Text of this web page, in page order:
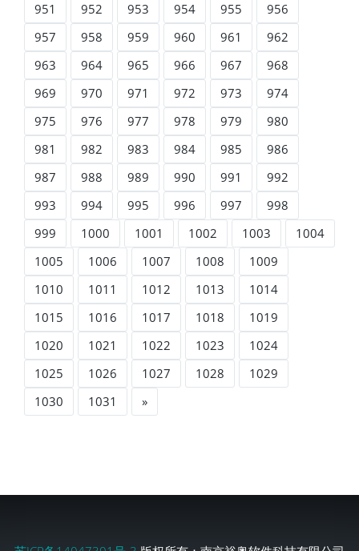
951
952 953 954 955
956
957
958 959 960 961
962
963
964 965 966 967
968
969
970 971 972 973
974
975
976 977 978 979
980
981
982 983 984 985
986
987
988 989 990 991
992
993
994 995 996 997
998
999
1000 1001 1002 1003
1004
1005
1006 1007 1008
1009
1010
1011 1012 1013
1014
1015
1016 1017 1018
1019
1020
1021 1022 1023
1024
1025
1026 1027 1028
1029
1030
1031 »